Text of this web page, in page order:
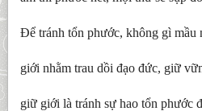
Để tránh tổn phước, không gì
giới nhằm trau dồi đạo đức, giữ
giữ giới là tránh sự hao tổn phước